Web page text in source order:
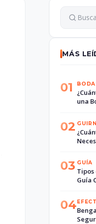
MÁS
01
una
02
03 GUÍA
Tipos
Guía
04